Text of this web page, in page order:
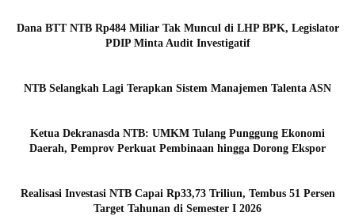
Dana BTT NTB Rp484 Miliar Tak Muncul di LHP BPK, Legislator
PDIP Minta Audit Investigatif
NTB Selangkah Lagi Terapkan Sistem Manajemen Talenta ASN
Ketua Dekranasda NTB: UMKM Tulang Punggung Ekonomi
Daerah, Pemprov Perkuat Pembinaan hingga Dorong Ekspor
Realisasi Investasi NTB Capai Rp33,73 Triliun, Tembus 51 Persen
Target Tahunan di Semester I 2026